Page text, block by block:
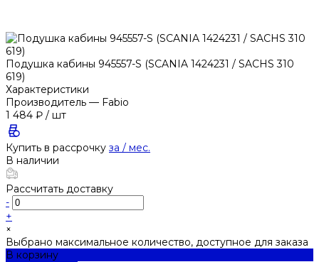
Подушка кабины 945557-S (SCANIA 1424231 / SACHS 310
619)
Характеристики
Производитель — Fabio
1 484 ₽ / шт
Купить в рассрочку за / мес.
В наличии
Рассчитать доставку
-
+
×
Выбрано максимальное количество, доступное для заказа
В корзину